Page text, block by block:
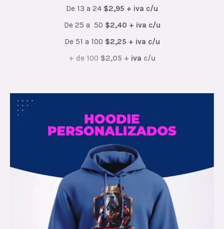
De 13 a 24 $2,95 + iva c/u
De 25 a 50 $2,40 + iva c/u
De 51 a 100 $2,25 + iva c/u
+ de 100 $2,05 + iva c/u